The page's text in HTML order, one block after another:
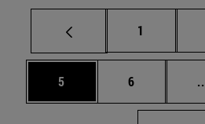
Página
1
Página
5 Página
6